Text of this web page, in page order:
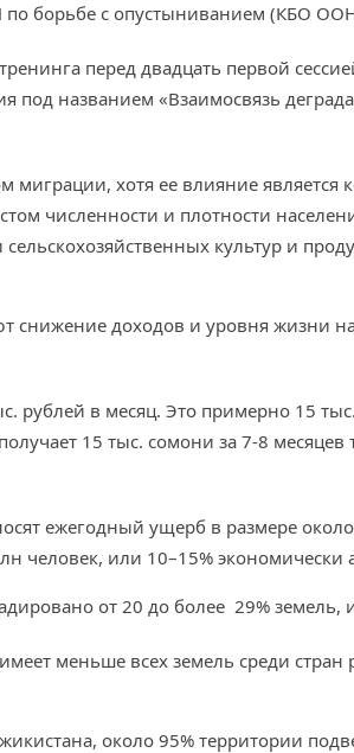
борьбе с опустыниванием (КБО
перед двадцать первой
названием «Взаимосвязь
миграции, хотя ее влияние
численности и плотности
культур и
доходов и уровня жизни
рублей в месяц. Это примерно 15
15 тыс. сомони за 7-8 месяцев
ежегодный ущерб в размере
человек, или 10–15% экономически
от 20 до более 29% земель,
меньше всех земель среди
около 95% территории